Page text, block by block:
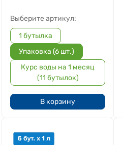
Выберите артикул:
1 бутылка
Упаковка (6 шт.)
Курс воды на 1 месяц
(11 бутылок)
В корзину